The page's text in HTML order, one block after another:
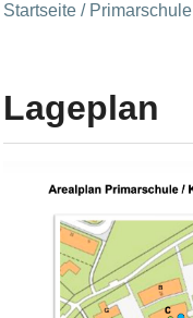
Startseite / Primarschule
Lageplan